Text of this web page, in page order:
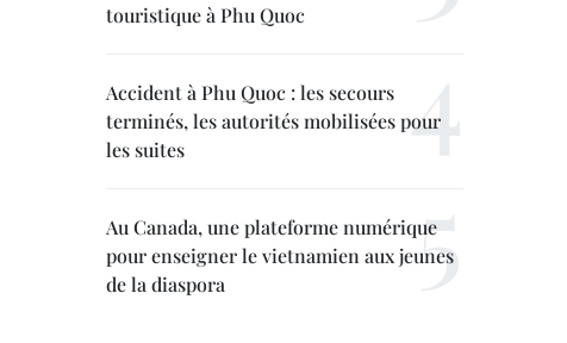
touristique à Phu Quoc
Accident à Phu Quoc : les secours
terminés, les autorités mobilisées pour
les suites
Au Canada, une plateforme numérique
pour enseigner le vietnamien aux jeunes
de la diaspora